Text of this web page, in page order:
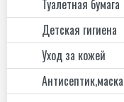
Туалетная бумага
Детская гигиена
Уход за кожей